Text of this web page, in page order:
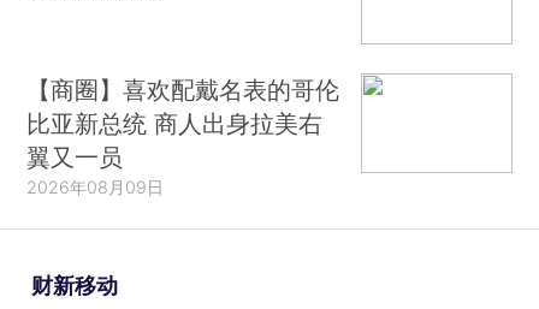
【商圈】喜欢配戴名表的哥伦
比亚新总统 商人出身拉美右
翼又一员
2026年08月09日
财新移动